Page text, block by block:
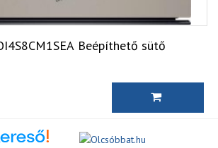
Beépíthető sütő